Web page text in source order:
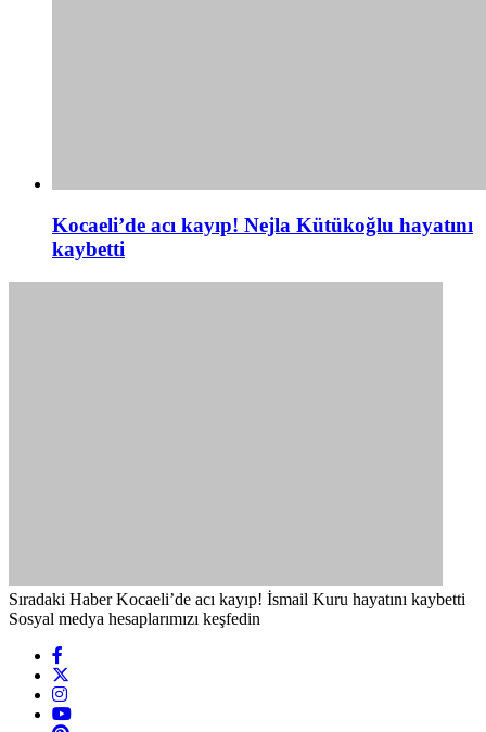
Kocaeli’de acı kayıp! Nejla Kütükoğlu hayatını
kaybetti
Sıradaki Haber Kocaeli’de acı kayıp! İsmail Kuru hayatını kaybetti
Sosyal medya hesaplarımızı keşfedin